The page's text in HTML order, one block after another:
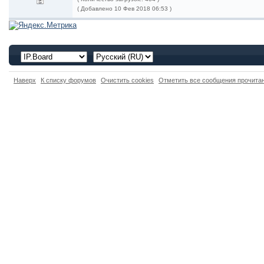
( Добавлено 10 Фев 2018 06:53 )
Наверх К списку форумов Очистить cookies Отметить все сообщения